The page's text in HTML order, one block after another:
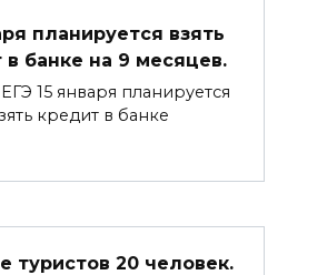
планируется взять
в банке на 9 месяцев.
15 января планируется
кредит в банке
туристов 20 человек.